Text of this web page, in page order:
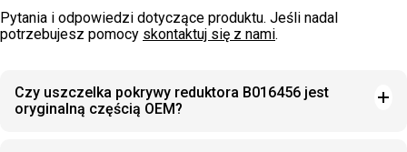
Pytania i odpowiedzi dotyczące produktu. Jeśli nadal
potrzebujesz pomocy skontaktuj się z nami.
Czy uszczelka pokrywy reduktora B016456 jest
oryginalną częścią OEM?